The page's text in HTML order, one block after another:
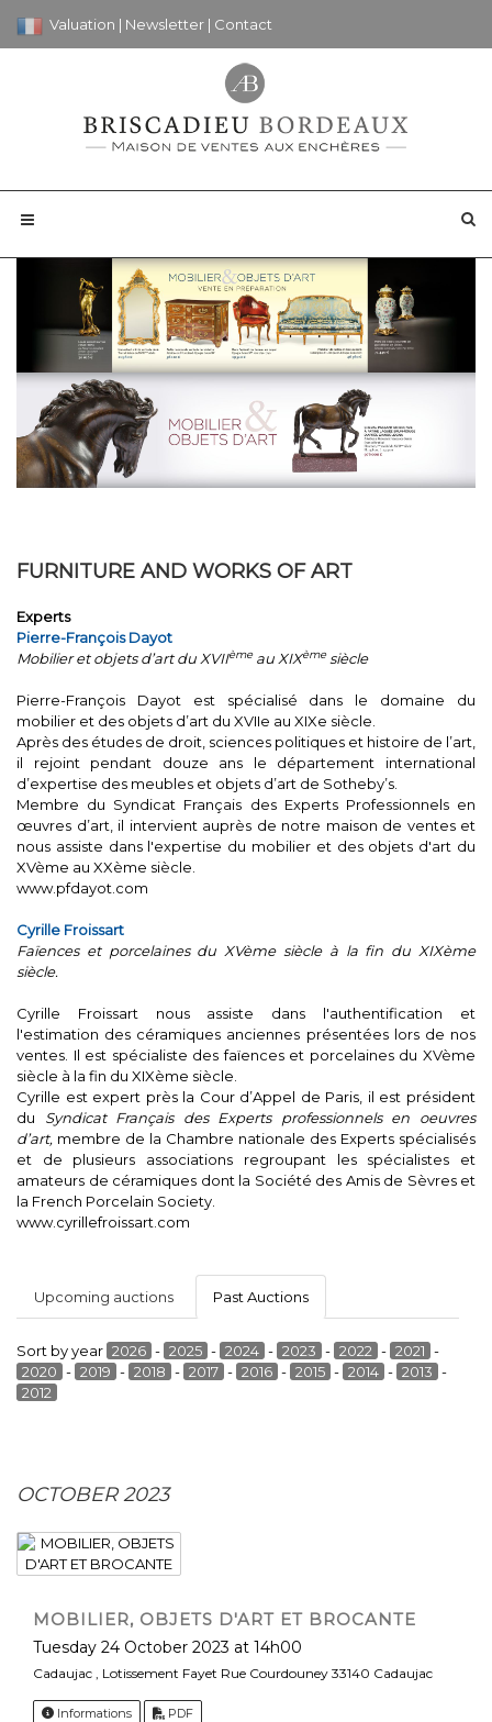
Valuation | Newsletter | Contact
FURNITURE AND WORKS OF ART
Experts
Pierre-François Dayot
Mobilier et objets d’art du XVIIèmeau XIXèmesiècle
Pierre-François Dayot est spécialisé dans le domaine du
mobilier et des objets d’art du XVIIe au XIXe siècle.
Après des études de droit, sciences politiques et histoire de l’art,
il rejoint pendant douze ans le département international
d’expertise des meubles et objets d’art de Sotheby’s.
Membre du Syndicat Français des Experts Professionnels en
œuvres d’art, il intervient auprès de notre maison de ventes et
nous assiste dans l'expertise du mobilier et des objets d'art du
XVème au XXème siècle.
www.pfdayot.com
Cyrille Froissart
Faïences et porcelaines du XVème siècle à la fin du XIXème
siècle.
Cyrille Froissart nous assiste dans l'authentification et
l'estimation des céramiques anciennes présentées lors de nos
ventes. Il est spécialiste des faïences et porcelaines du XVème
siècle à la fin du XIXème siècle.
Cyrille est expert près la Cour d’Appel de Paris, il est président
du Syndicat Français des Experts professionnels en oeuvres
d’art, membre de la Chambre nationale des Experts spécialisés
et de plusieurs associations regroupant les spécialistes et
amateurs de céramiques dont la Société des Amis de Sèvres et
la French Porcelain Society.
www.cyrillefroissart.com
Upcoming auctions Past Auctions
Sort by year 2026 - 2025 - 2024 - 2023 - 2022 - 2021 -
2020 - 2019 - 2018 - 2017 - 2016 - 2015 - 2014 - 2013 -
2012
OCTOBER 2023
MOBILIER, OBJETS D'ART ET BROCANTE
Tuesday 24 October 2023 at 14h00
Cadaujac , Lotissement Fayet Rue Courdouney 33140 Cadaujac
Informations PDF